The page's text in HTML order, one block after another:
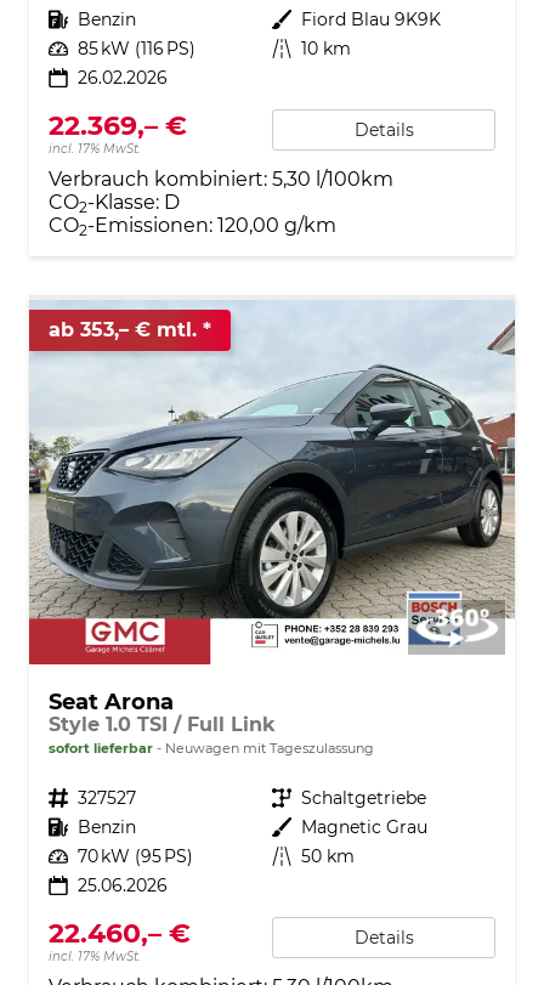
Kraftstoff Benzin Außenfarbe Fiord Blau 9K9K
Leistung 85 kW (116 PS) Kilometerstand 10 km
26.02.2026
22.369,– €
incl. 17% MwSt.
Details
Verbrauch kombiniert: 5,30 l/100km
CO2-Klasse: D
CO2-Emissionen: 120,00 g/km
ab 353,– € mtl.
Seat Arona
Style 1.0 TSI / Full Link
sofort lieferbar Neuwagen mit Tageszulassung
Fahrzeugnr. 327527 Getriebe Schaltgetriebe
Kraftstoff Benzin Außenfarbe Magnetic Grau
Leistung 70 kW (95 PS) Kilometerstand 50 km
25.06.2026
22.460,– €
incl. 17% MwSt.
Details